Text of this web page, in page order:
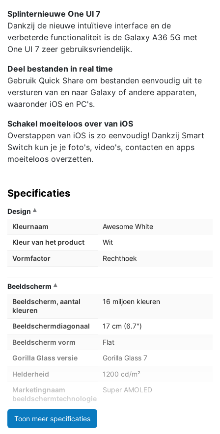
Splinternieuwe One UI 7
Dankzij de nieuwe intuïtieve interface en de
verbeterde functionaliteit is de Galaxy A36 5G met
One UI 7 zeer gebruiksvriendelijk.
Deel bestanden in real time
Gebruik Quick Share om bestanden eenvoudig uit te
versturen van en naar Galaxy of andere apparaten,
waaronder iOS en PC's.
Schakel moeiteloos over van iOS
Overstappen van iOS is zo eenvoudig! Dankzij Smart
Switch kun je je foto's, video's, contacten en apps
moeiteloos overzetten.
Specificaties
Design
Kleurnaam
Awesome White
Kleur van het product
Wit
Vormfactor
Rechthoek
Beeldscherm
Beeldscherm, aantal
kleuren
16 miljoen kleuren
Beeldschermdiagonaal
17 cm (6.7")
Beeldscherm vorm
Flat
Gorilla Glass versie
Gorilla Glass 7
Helderheid
1200 cd/m²
Marketingnaam
beeldschermtechnologie
Super AMOLED
Maximale refresh
snelheid
Toon meer specificaties